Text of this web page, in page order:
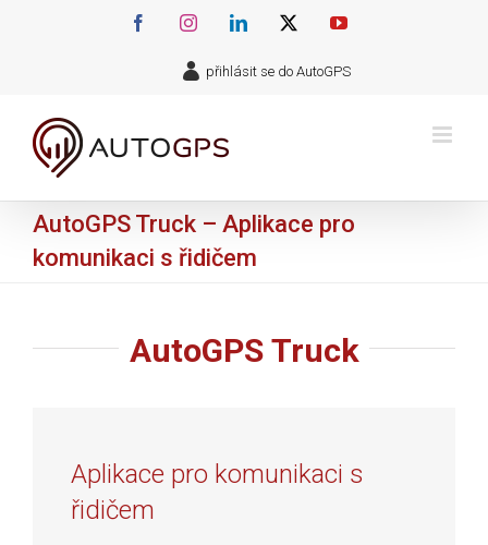
FacebookInstagramLinkedIn YouTube
přihlásit se do AutoGPS
AutoGPS Truck – Aplikace pro
komunikaci s řidičem
AutoGPS Truck
Aplikace pro komunikaci s
řidičem